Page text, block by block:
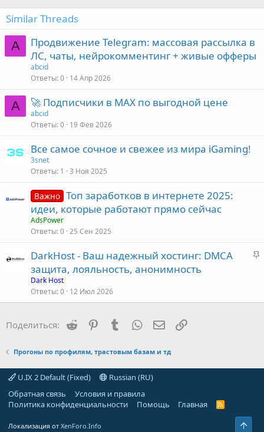
Similar Threads
A
Продвижение Telegram: массовая рассылка в
ЛС, чаты, нейрокомментинг + живые офферы
abcid
Ответы 0 14 Апр 2026
A 🚀 Подписчики в MAX по выгодной цене
abcid
Ответы 0 19 Фев 2026
Все самое сочное и свежее из мира iGaming!
3snet
Ответы 1 3 Ноя 2025
Важно Топ заработков в интернете 2025:
идеи, которые работают прямо сейчас
AdsPower
Ответы 0 25 Сен 2025
З
е
о
DarkHost - Ваш надежный хостинг: DMCA
защита, лояльность, анонимность
Dark Host
Ответы 0 12 Июл 2026
Поделиться: Reddit PinterestTumblrWhatsAppЭлектронная почта
Ссылка
Прогоны по профилям, трастовым базам и тд
U.IX 2 Default (Fixed)
Russian (RU)
Обратная связь
Условия и правила
Политика конфиденциальности
Помощь Главная
R
Локализация от XenForo.Info